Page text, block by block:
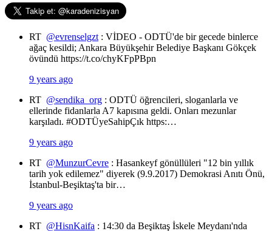
RT @evrenselgzt: VİDEO - ODTÜ'de bir gecede binlerce
ağaç kesildi; Ankara Büyükşehir Belediye Başkanı Gökçek
övündü https://t.co/chyKFpPBpn
9 years ago
RT @sendika_org : ODTÜ öğrencileri, sloganlarla ve
ellerinde fidanlarla A7 kapısına geldi. Onları mezunlar
karşıladı. #ODTÜyeSahipÇık https:…
9 years ago
RT @MunzurCevre : Hasankeyf gönüllüleri "12 bin yıllık
tarih yok edilemez" diyerek (9.9.2017) Demokrasi Anıtı Önü,
İstanbul-Beşiktaş'ta bir…
9 years ago
RT @HisnKaifa : 14:30 da Beşiktaş İskele Meydanı'nda